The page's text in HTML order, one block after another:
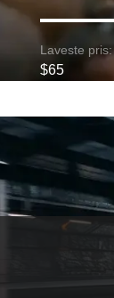
Laveste pris:
$65